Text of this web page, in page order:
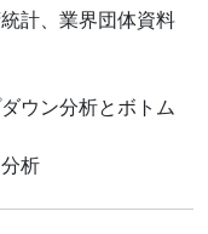
計、業界団体資料
ダウン分析とボトム
析